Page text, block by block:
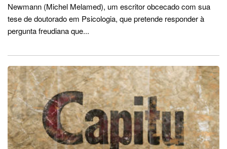
Newmann (Michel Melamed), um escritor obcecado com sua
tese de doutorado em Psicologia, que pretende responder à
pergunta freudiana que...